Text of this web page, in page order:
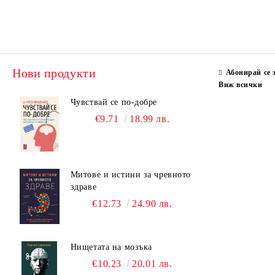
Нови продукти
Чувствай се по-добре
€9.71 18.99 лв.
Митове и истини за чревното
здраве
€12.73 24.90 лв.
Нищетата на мозъка
€10.23 20.01 лв.
Абонирай се
Виж всички